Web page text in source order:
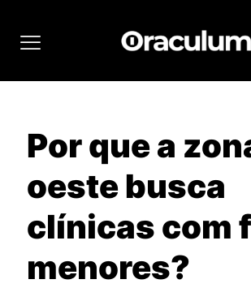
Por que a
oeste busca
clínicas com
menores?